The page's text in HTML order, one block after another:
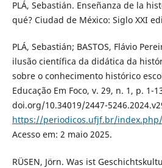
PLÁ, Sebastián. Enseñanza de la
qué? Ciudad de México: Siglo XXI
PLÁ, Sebastián; BASTOS, Flávio
ilusão científica da didática da
sobre o conhecimento histórico
Educação Em Foco, v. 29, n. 1, p. 1-
doi.org/10.34019/2447-
https://periodicos.ufjf.br/
Acesso em: 2 maio 2025.
RÜSEN, Jörn. Was ist